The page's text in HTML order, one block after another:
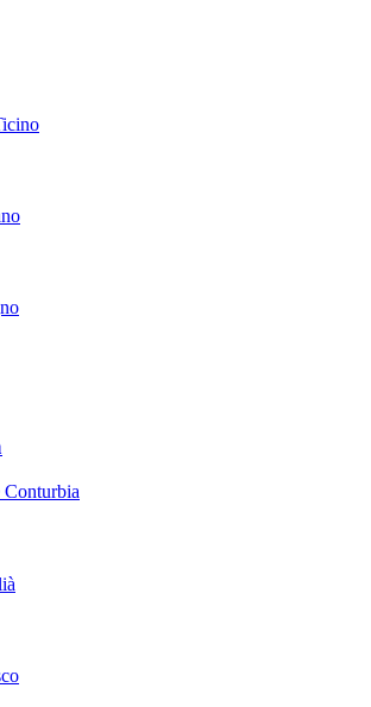
Conturbia